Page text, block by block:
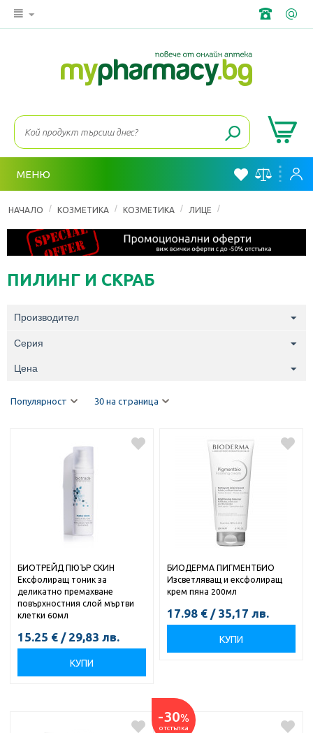
МЕНЮ
НАЧАЛО / КОЗМЕТИКА / КОЗМЕТИКА / ЛИЦЕ /
ПИЛИНГ И СКРАБ
Производител
Серия
Цена
Популярност 30 на страница
БИОТРЕЙД ПЮЪР СКИН
Ексфолиращ тоник за
деликатно премахване
повърхностния слой мъртви
клетки 60мл
15.25 € / 29,83 лв.
КУПИ
БИОДЕРМА ПИГМЕНТБИО
Изсветляващ и ексфолиращ
крем пяна 200мл
17.98 € / 35,17 лв.
КУПИ
-30%
отстъпка